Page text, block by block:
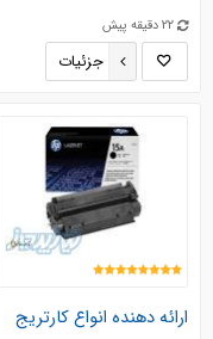
22 دقیقه پیش
جزئیات
ارائه دهنده انواع کارتریج